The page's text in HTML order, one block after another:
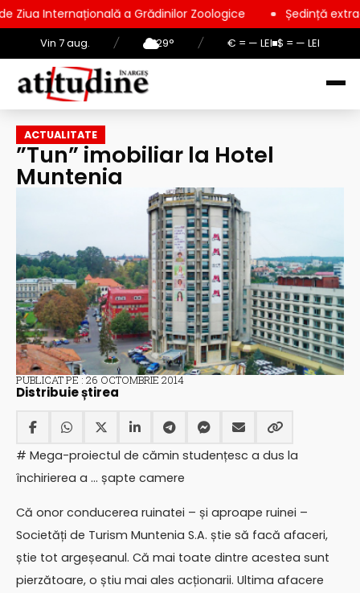
Vin 7 aug. / 29° / € = — LEI $ = — LEI
a Grădinilor Zoologice Ședință extraordinară la
ACTUALITATE
”Tun” imobiliar la Hotel
Muntenia
PUBLICAT PE : 26 OCTOMBRIE 2014
Distribuie știrea
# Mega-proiectul de cămin studențesc a dus la
închirierea a … șapte camere
Că onor conducerea ruinatei – și aproape ruinei –
Societăți de Turism Muntenia S.A. știe să facă afaceri,
știe tot argeșeanul. Că mai toate dintre acestea sunt
pierzătoare, o știu mai ales acționarii. Ultima afacere